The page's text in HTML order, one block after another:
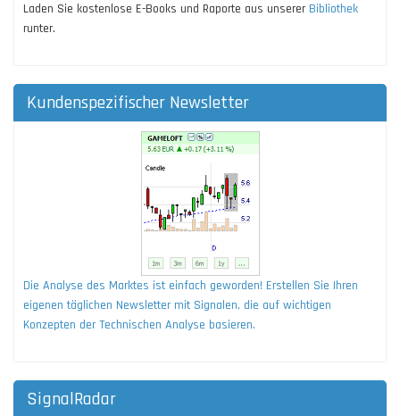
Laden Sie kostenlose E-Books und Raporte aus unserer Bibliothek
runter.
Kundenspezifischer Newsletter
Die Analyse des Marktes ist einfach geworden! Erstellen Sie Ihren
eigenen täglichen Newsletter mit Signalen, die auf wichtigen
Konzepten der Technischen Analyse basieren.
SignalRadar